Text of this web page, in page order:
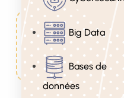
Big Data
Bases de
données